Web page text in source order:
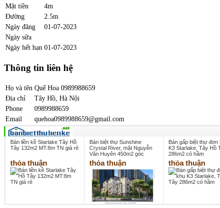
Mặt tiền
4m
Đường
2.5m
Ngày đăng
01-07-2023
Ngày sửa
Ngày hết hạn 01-07-2023
Thông tin liên hệ
Họ và tên Quế Hoa 0989988659
Địa chỉ
Tây Hồ, Hà Nội
Phone
0989988659
Email
quehoa0989988659@gmail.com
Bán liền kề Starlake Tây Hồ
Tây 132m2 MT:8m TN giá rẻ
thỏa thuận
Bán biệt thự Sunshine
Crystal River, mặt Nguyễn
Văn Huyên 450m2 góc
thỏa thuận
Bán gấp biệt thự đơn
K3 Starlake, Tây Hồ
286m2 có hầm
thỏa thuận